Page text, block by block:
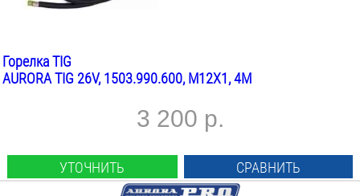
Горелка TIG
AURORA TIG 26V, 1503.990.600, M12X1, 4М
3 200 р.
УТОЧНИТЬ СРАВНИТЬ